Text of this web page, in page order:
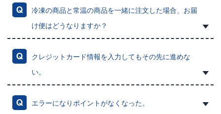
冷凍の商品と常温の商品を一緒に注文した場合、お届
け便はどうなりますか？
クレジットカード情報を入力してもその先に進めな
い。
エラーになりポイントがなくなった。